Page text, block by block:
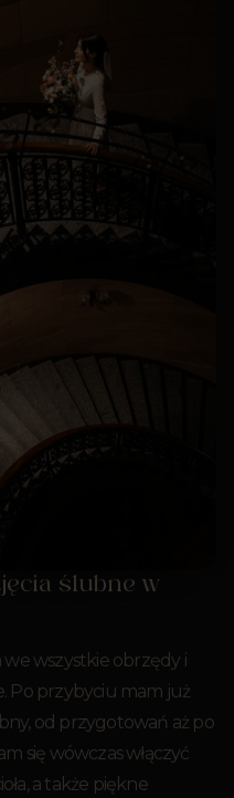
ślubne w
wszystkie obrzędy i
Po przybyciu mam już
od przygotowań aż po
się wówczas włączyć
a także piękne